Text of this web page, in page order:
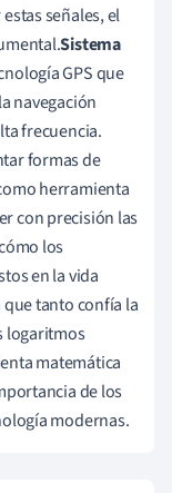
señales, el
Sistema
GPS que
navegación
frecuencia.
formas de
herramienta
con precisión las
los
en la vida
tanto confía la
logaritmos
matemática
de los
modernas.